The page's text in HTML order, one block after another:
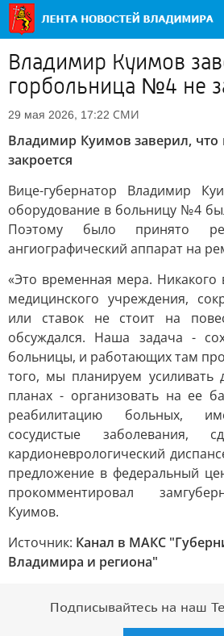
Владимир Куимов
горбольница №4 не
29 мая 2026, 17:22 СМИ
Владимир Куимов заверил,
закроется
Вице-губернатор Владимир
оборудование в больницу №4
Поэтому было принято
ангиографический аппарат на
«Это временная мера. Никакого
медицинского учреждения,
или ставок не стоит на
обсуждался. Наша задача -
больницы, и работающих там
того, мы планируем усиливать
планах - организовать на ее
реабилитацию больных,
сосудистые заболевания,
кардионеврологический
предложение в федеральный
прокомментировал
Куимов.
Источник: Канал в МАКС
Владимира и региона"
Подписывайтесь на наш